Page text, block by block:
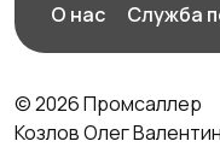
О нас
Служба
© 2026 Промсаллер
Козлов Олег